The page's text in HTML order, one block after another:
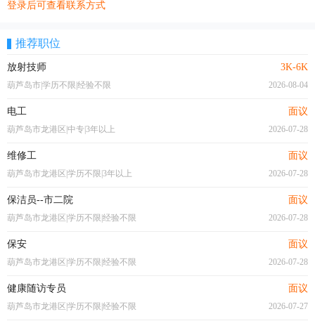
登录后可查看联系方式
推荐职位
放射技师 3K-6K
葫芦岛市|学历不限|经验不限 2026-08-04
电工 面议
葫芦岛市龙港区|中专|3年以上 2026-07-28
维修工 面议
葫芦岛市龙港区|学历不限|3年以上 2026-07-28
保洁员--市二院 面议
葫芦岛市龙港区|学历不限|经验不限 2026-07-28
保安 面议
葫芦岛市龙港区|学历不限|经验不限 2026-07-28
健康随访专员 面议
葫芦岛市龙港区|学历不限|经验不限 2026-07-27